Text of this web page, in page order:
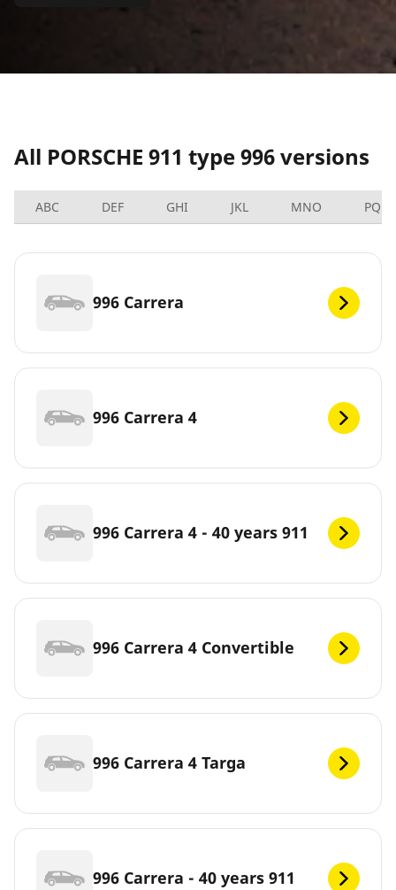
All PORSCHE 911 type 996 versions
ABC DEF GHI JKL MNO PQRS
996 Carrera
996 Carrera 4
996 Carrera 4 - 40 years 911
996 Carrera 4 Convertible
996 Carrera 4 Targa
996 Carrera - 40 years 911